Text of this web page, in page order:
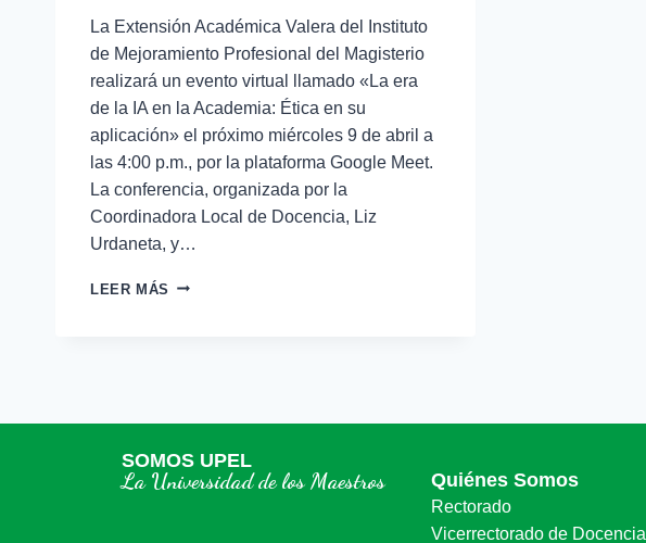
La Extensión Académica Valera del Instituto
de Mejoramiento Profesional del Magisterio
realizará un evento virtual llamado «La era
de la IA en la Academia: Ética en su
aplicación» el próximo miércoles 9 de abril a
las 4:00 p.m., por la plataforma Google Meet.
La conferencia, organizada por la
Coordinadora Local de Docencia, Liz
Urdaneta, y…
LEER MÁS
SOMOS UPEL
La Universidad de los Maestros Quiénes Somos
Rectorado
Vicerrectorado de Docencia